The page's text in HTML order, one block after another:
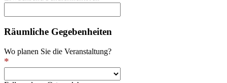
Räumliche Gegebenheiten
Wo planen Sie die Veranstaltung?